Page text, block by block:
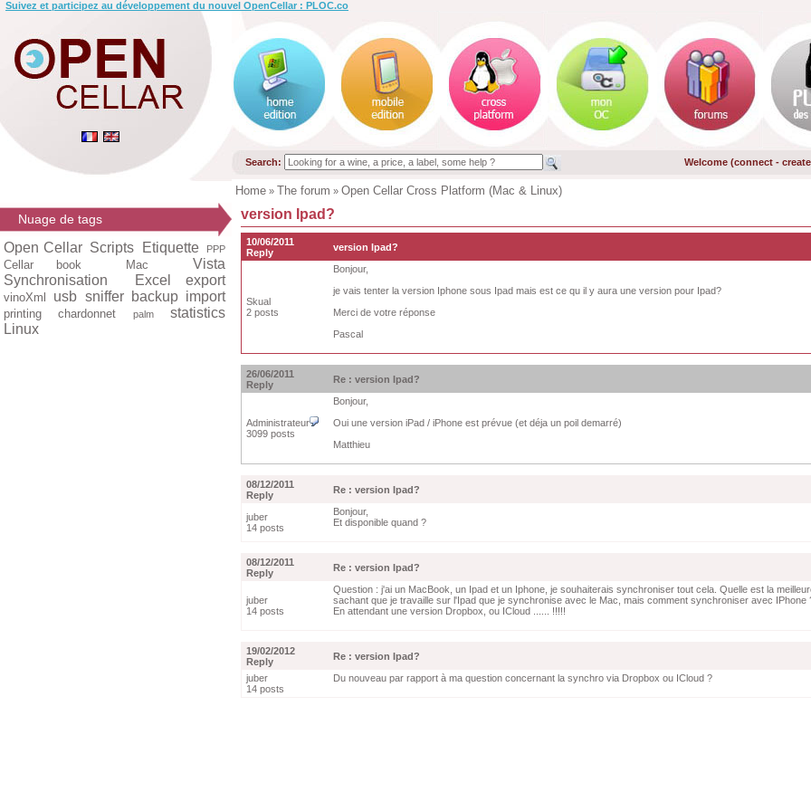
Suivez et participez au développement du nouvel OpenCellar : PLOC.co
Search: Welcome (connect -
Home » The forum » Open Cellar Cross Platform (Mac & Linux)
Nuage de tags
Open Cellar Scripts Etiquette PPP
Cellar book Mac
Vista
Synchronisation
Excel export
vinoXml usb sniffer backup import
printing chardonnet palm
statistics
Linux
version Ipad?
10/06/2011
Reply
version Ipad?
Skual
2 posts
Bonjour,
je vais tenter la version Iphone sous Ipad mais est ce qu il y aura une version pour Ipad?
Merci de votre réponse
Pascal
26/06/2011
Reply
Re : version Ipad?
Administrateur
3099 posts
Bonjour,
Oui une version iPad / iPhone est prévue (et déja un poil demarré)
Matthieu
08/12/2011
Reply
Re : version Ipad?
juber
14 posts
Bonjour,
Et disponible quand ?
08/12/2011
Reply
Re : version Ipad?
juber
14 posts
Question : j'ai un MacBook, un Ipad et un Iphone, je souhaiterais synchroniser tout cela. Quelle est la
sachant que je travaille sur l'Ipad que je synchronise avec le Mac, mais comment synchroniser avec IPhone
En attendant une version Dropbox, ou ICloud ...... !!!!!
19/02/2012
Reply
Re : version Ipad?
juber
14 posts
Du nouveau par rapport à ma question concernant la synchro via Dropbox ou ICloud ?